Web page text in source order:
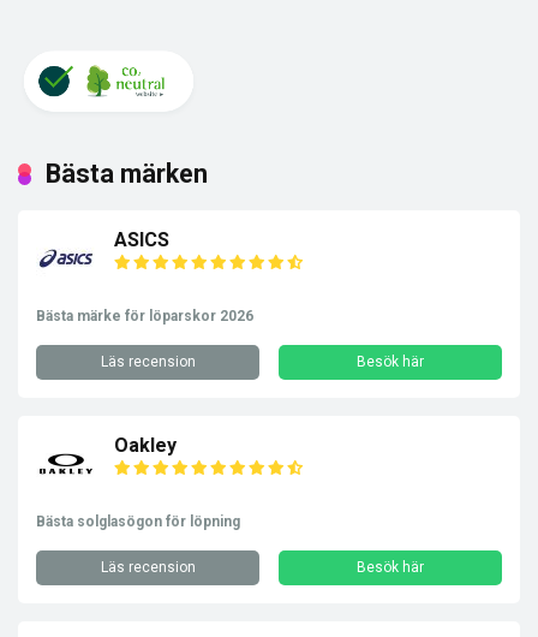
Bästa märken
ASICS
Bästa märke för löparskor 2026
Läs recension Besök här
Oakley
Bästa solglasögon för löpning
Läs recension Besök här